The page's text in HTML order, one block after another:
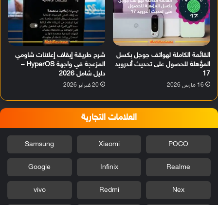
القائمة الكاملة لهواتف جوجل بكسل
المؤهلة للحصول على تحديث أندرويد
17
16 مارس 2026
شرح طريقة إيقاف إعلانات شاومي
المزعجة في واجهة HyperOS –
دليل شامل 2026
20 فبراير 2026
العلامات التجارية
POCO
Xiaomi
Samsung
Realme
Infinix
Google
Nex
Redmi
vivo